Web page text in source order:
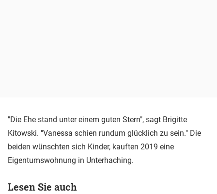
"Die Ehe stand unter einem guten Stern", sagt Brigitte
Kitowski. "Vanessa schien rundum glücklich zu sein." Die
beiden wünschten sich Kinder, kauften 2019 eine
Eigentumswohnung in Unterhaching.
Lesen Sie auch